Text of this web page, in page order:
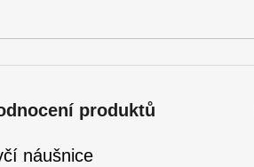
p
s produktů
náušnice